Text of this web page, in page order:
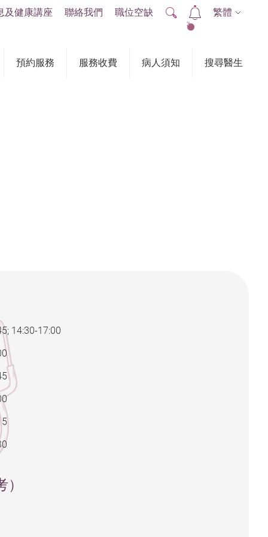
預約服務 服務收費 病人須知 搜尋醫生
及健康講座 聯絡我們 職位空缺
2
繁體
14:30-17:00